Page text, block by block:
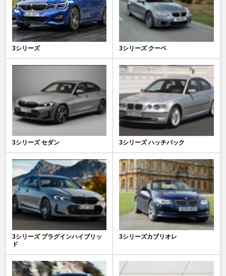
3シリーズ 3シリーズ クーペ
3シリーズ セダン 3シリーズ ハッチバック
3シリーズ プラグインハイブリッ
ド
3シリーズカブリオレ